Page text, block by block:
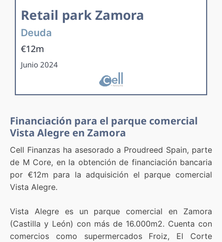
Retail park Zamora
Deuda
€12m
Junio 2024
Financiación para el parque comercial
Vista Alegre en Zamora
Cell Finanzas ha asesorado a Proudreed Spain, parte
de M Core, en la obtención de financiación bancaria
por €12m para la adquisición el parque comercial
Vista Alegre.
Vista Alegre es un parque comercial en Zamora
(Castilla y León) con más de 16.000m2. Cuenta con
comercios como supermercados Froiz, El Corte